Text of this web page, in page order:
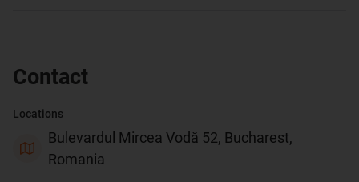
Contact
Locations
Bulevardul Mircea Vodă 52, Bucharest,
Romania